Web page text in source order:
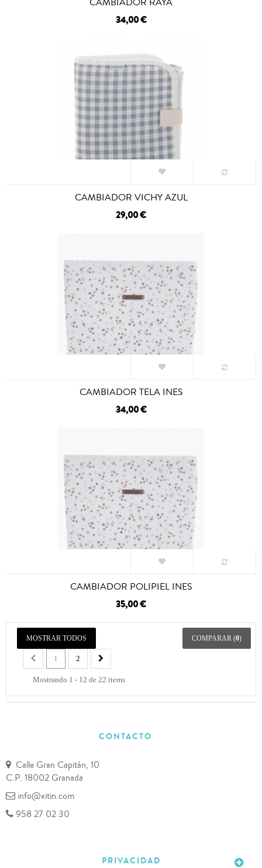
34,00 €
CAMBIADOR VICHY AZUL
29,00 €
CAMBIADOR TELA INES
34,00 €
CAMBIADOR POLIPIEL INES
35,00 €
MOSTRAR TODOS
1 2
Mostrando 1 - 12 de 22 items
COMPARAR (0)
CONTACTO
Calle Gran Capitán, 10
C.P. 18002 Granada
info@xitin.com
958 27 02 30
PRIVACIDAD